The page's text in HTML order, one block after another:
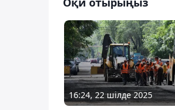
16:24, 22 шілде 2025